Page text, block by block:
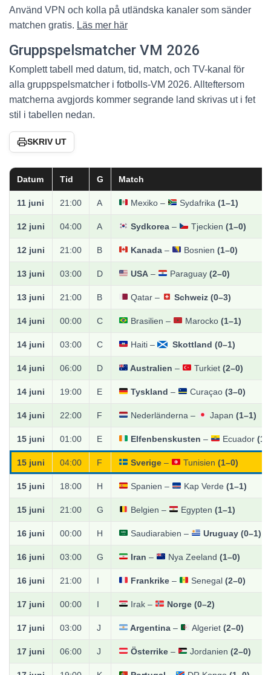
Använd VPN och kolla på utländska kanaler som sänder
matchen gratis. Läs mer här
Gruppspelsmatcher VM 2026
Komplett tabell med datum, tid, match, och TV-kanal för
alla gruppspelsmatcher i fotbolls-VM 2026. Allteftersom
matcherna avgjords kommer segrande land skrivas ut i fet
stil i tabellen nedan.
SKRIV UT
Datum Tid G Match
11 juni 21:00 A Mexiko – Sydafrika (1–1)
12 juni 04:00 A Sydkorea– Tjeckien (1–0)
12 juni 21:00 B Kanada– Bosnien (1–0)
13 juni 03:00 D USA– Paraguay (2–0)
13 juni 21:00 B Qatar – Schweiz (0–3)
14 juni 00:00 C Brasilien – Marocko (1–1)
14 juni 03:00 C Haiti – Skottland (0–1)
14 juni 06:00 D Australien – Turkiet (2–0)
14 juni 19:00 E Tyskland – Curaçao (3–0)
14 juni 22:00 F Nederländerna – Japan (1–1)
15 juni 01:00 E Elfenbenskusten – Ecuador
15 juni 04:00 F Sverige– Tunisien (1–0)
15 juni 18:00 H Spanien – Kap Verde (1–1)
15 juni 21:00 G Belgien – Egypten (1–1)
16 juni 00:00 H Saudiarabien – Uruguay (0–1)
16 juni 03:00 G Iran – Nya Zeeland (1–0)
16 juni 21:00 I Frankrike– Senegal (2–0)
17 juni 00:00 I Irak – Norge (0–2)
17 juni 03:00 J Argentina– Algeriet (2–0)
17 juni 06:00 J Österrike– Jordanien (2–0)